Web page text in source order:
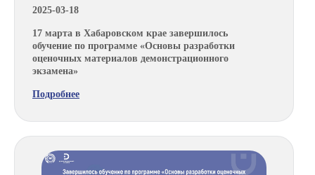
2025-03-18
17 марта в Хабаровском крае завершилось
обучение по программе «Основы разработки
оценочных материалов демонстрационного
экзамена»
Подробнее